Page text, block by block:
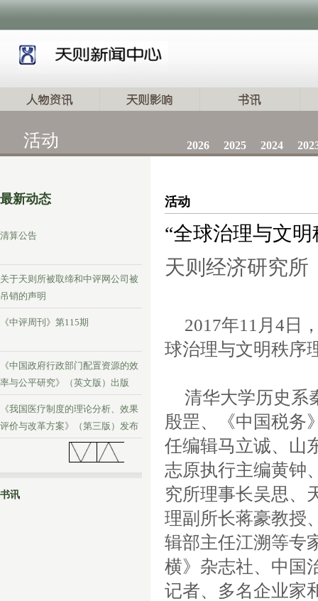
活动 2026 2025 2024
最新动态
清算公告
关于天则所被取缔和中评网公司被
吊销的声明
《中评周刊》第115期
《中国政府行政部门配置资源的效
率与公平研究》（英文版）出版
《我国医疗制度的理论分析、效果
评价与改革方案》（第三版）发布
《中评周刊》第114期
书讯
活动
“全球治理与文
天则经济研究所
2017年11 月 4 日
球治理与文明秩序
清华大学历史系
殷罡、《中国税务
任编辑马立诚、山
志原执行主编黄钟
究所理事长吴思、
理副所长蒋豪教授
辑部主任江溯等专
横》杂志社、中国
记者、多名企业家